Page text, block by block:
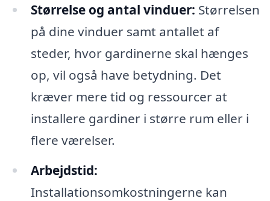
Størrelse og antal vinduer: Størrelsen
på dine vinduer samt antallet af
steder, hvor gardinerne skal hænges
op, vil også have betydning. Det
kræver mere tid og ressourcer at
installere gardiner i større rum eller i
flere værelser.
Arbejdstid:
Installationsomkostningerne kan